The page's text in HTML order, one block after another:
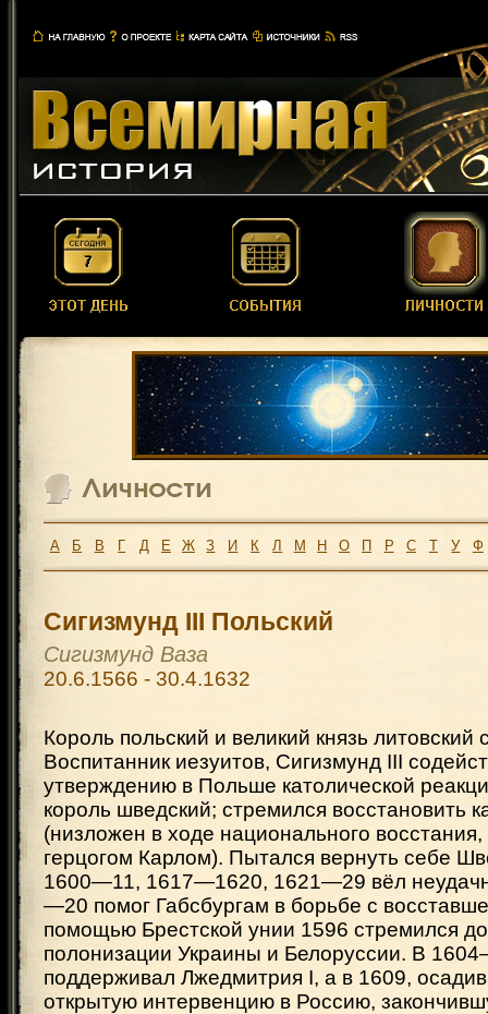
А Б В Г Д Е Ж З И К Л М Н О П Р С Т У Ф
Сигизмунд III Польский
Сигизмунд Ваза
20.6.1566 - 30.4.1632
Король польский и великий князь литовский
Воспитанник иезуитов, Сигизмунд III
утверждению в Польше католической
король шведский; стремился восстановить
(низложен в ходе национального восстания,
герцогом Карлом). Пытался вернуть себе
1600—11, 1617—1620, 1621—29 вёл
—20 помог Габсбургам в борьбе с
помощью Брестской унии 1596 стремился
полонизации Украины и Белоруссии. В
поддерживал Лжедмитрия I, а в 1609,
открытую интервенцию в Россию,